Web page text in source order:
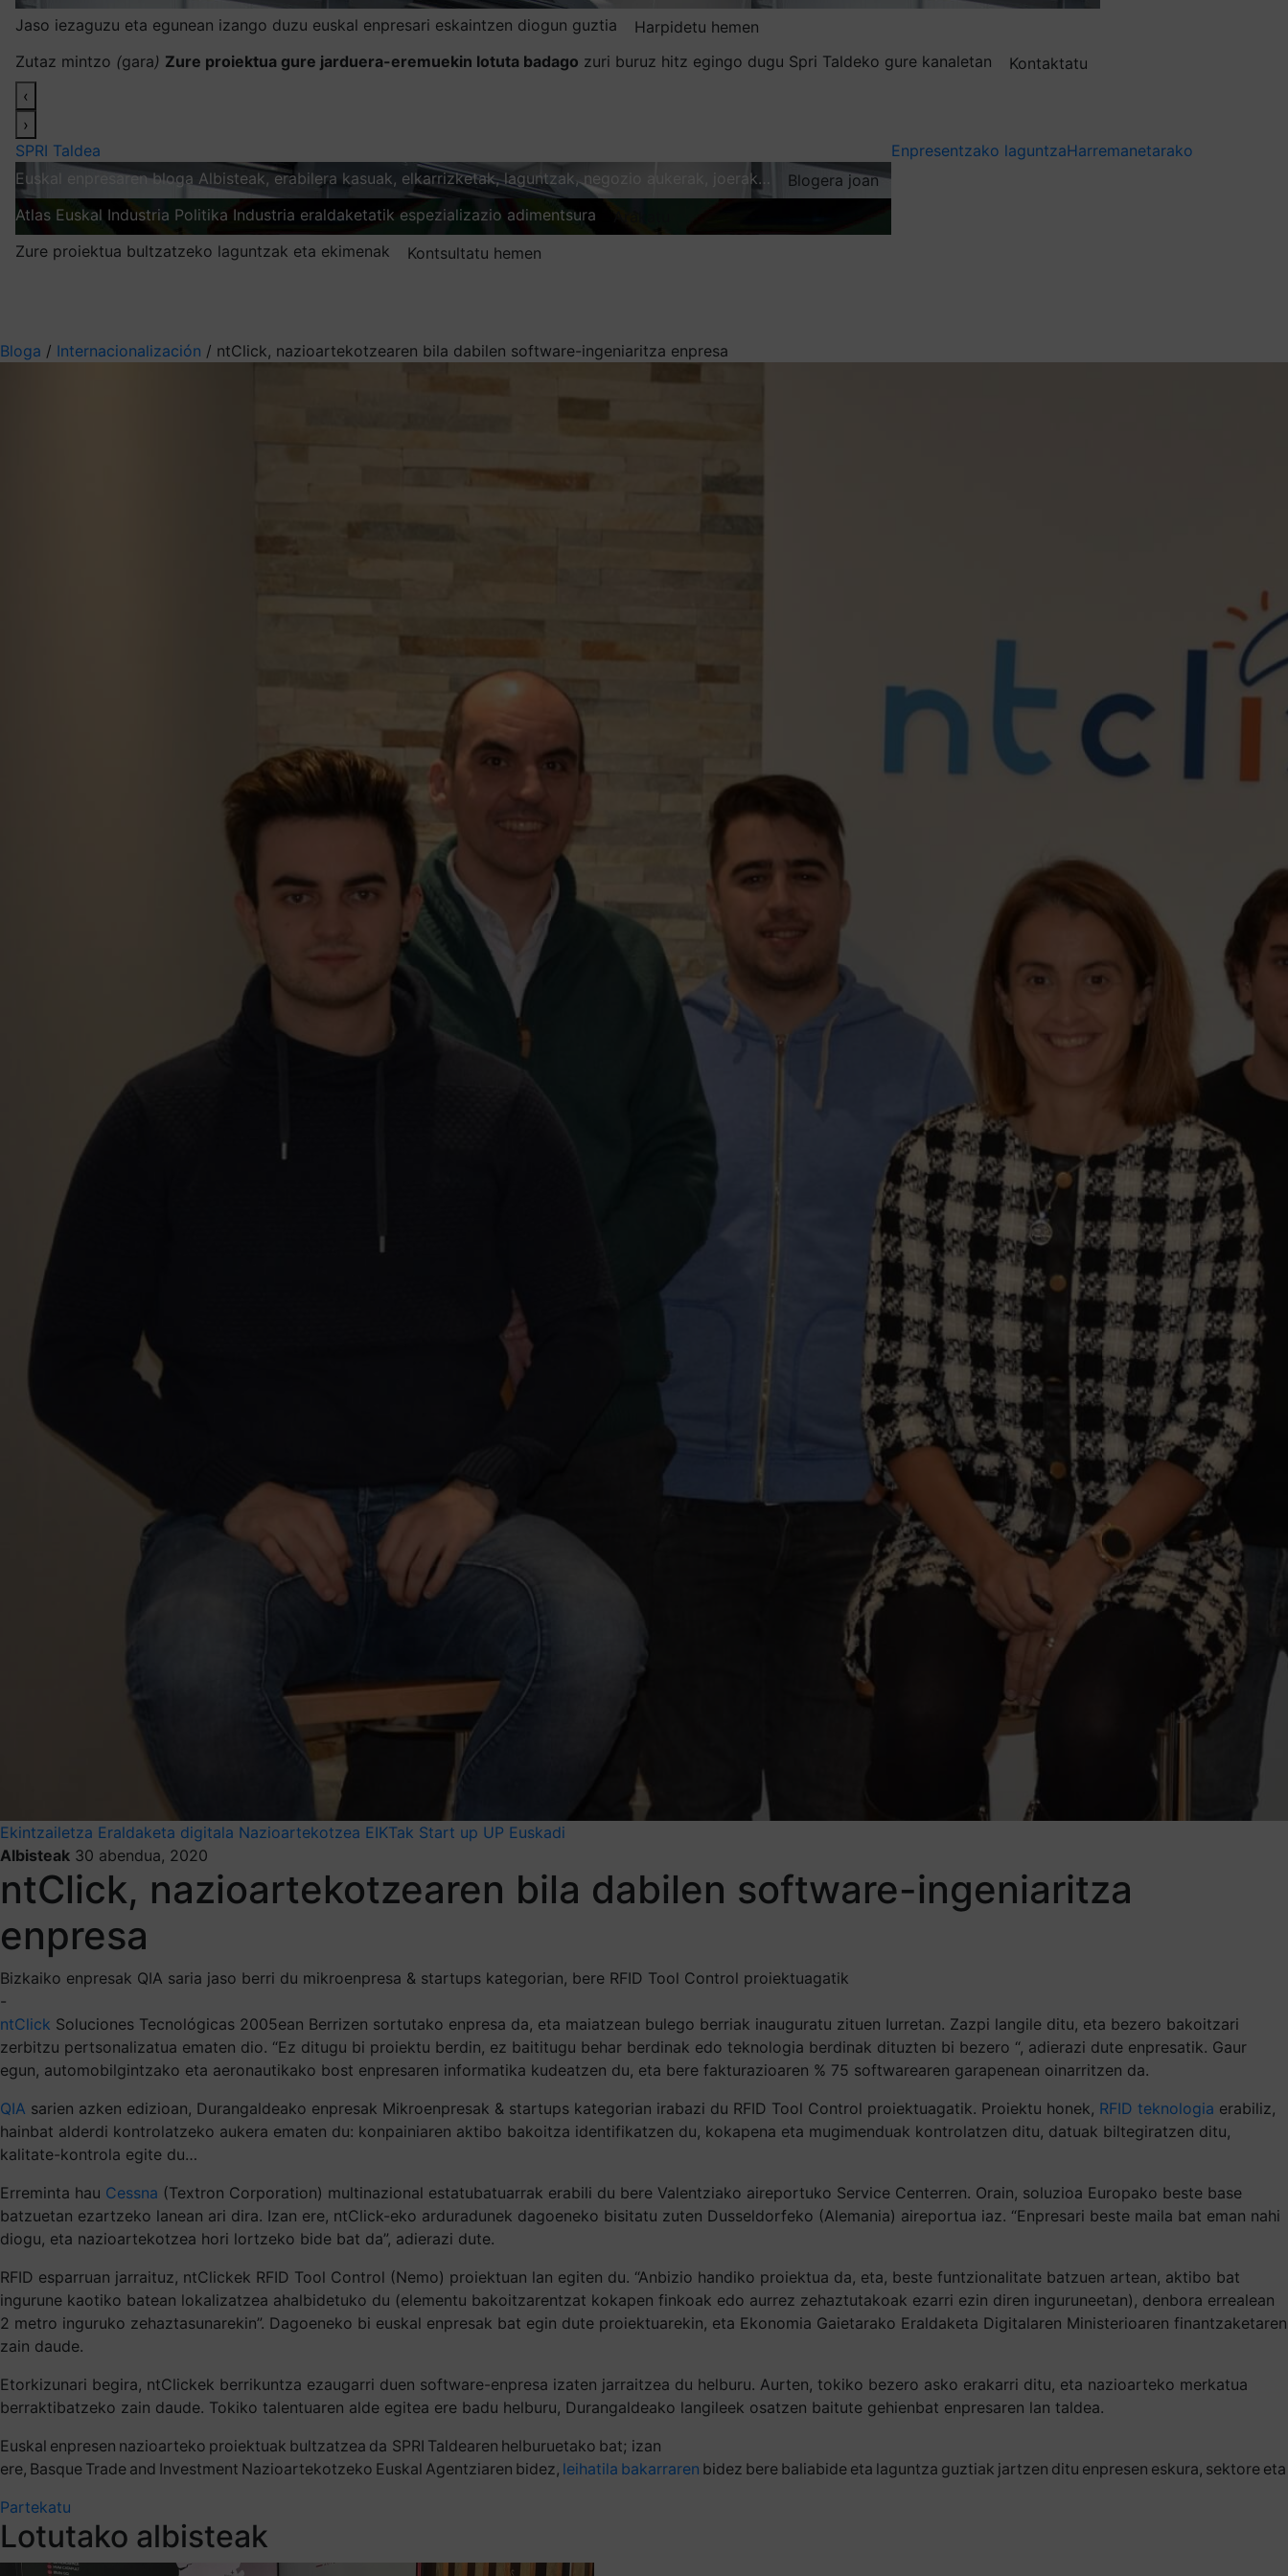
Jaso iezaguzu eta egunean izango duzu euskal enpresari eskaintzen diogun guztia
Harpidetu hemen
Zutaz mintzo (gara) Zure proiektua gure jarduera-eremuekin lotuta badago zuri buruz hitz egingo dugu Spri Taldeko gure kanaletan
Kontaktatu
‹
›
SPRI Taldea
Euskal enpresaren bloga Albisteak, erabilera kasuak, elkarrizketak, laguntzak, negozio aukerak, joerak…
Blogera joan
Atlas Euskal Industria Politika Industria eraldaketatik espezializazio adimentsura
Zure proiektua bultzatzeko laguntzak eta ekimenak
Kontsultatu hemen
Enpresentzako laguntzaHarremanetarako
Bloga / Internacionalización / ntClick, nazioartekotzearen bila dabilen software-ingeniaritza enpresa
Ekintzailetza Eraldaketa digitala Nazioartekotzea EIKTak Start up UP Euskadi
Albisteak 30 abendua, 2020
ntClick, nazioartekotzearen bila dabilen software-ingeniaritza
enpresa
Bizkaiko enpresak QIA saria jaso berri du mikroenpresa & startups kategorian, bere RFID Tool Control proiektuagatik
-
ntClick Soluciones Tecnológicas 2005ean Berrizen sortutako enpresa da, eta maiatzean bulego berriak inauguratu zituen Iurretan. Zazpi langile ditu, eta bezero bakoitzari
zerbitzu pertsonalizatua ematen dio. “Ez ditugu bi proiektu berdin, ez baititugu behar berdinak edo teknologia berdinak dituzten bi bezero “, adierazi dute enpresatik. Gaur
egun, automobilgintzako eta aeronautikako bost enpresaren informatika kudeatzen du, eta bere fakturazioaren % 75 softwarearen garapenean oinarritzen da.
QIA sarien azken edizioan, Durangaldeako enpresak Mikroenpresak & startups kategorian irabazi du RFID Tool Control proiektuagatik. Proiektu honek, RFID teknologia erabiliz,
hainbat alderdi kontrolatzeko aukera ematen du: konpainiaren aktibo bakoitza identifikatzen du, kokapena eta mugimenduak kontrolatzen ditu, datuak biltegiratzen ditu,
kalitate-kontrola egite du…
Erreminta hau Cessna (Textron Corporation) multinazional estatubatuarrak erabili du bere Valentziako aireportuko Service Centerren. Orain, soluzioa Europako beste base
batzuetan ezartzeko lanean ari dira. Izan ere, ntClick-eko arduradunek dagoeneko bisitatu zuten Dusseldorfeko (Alemania) aireportua iaz. “Enpresari beste maila bat eman nahi
diogu, eta nazioartekotzea hori lortzeko bide bat da”, adierazi dute.
RFID esparruan jarraituz, ntClickek RFID Tool Control (Nemo) proiektuan lan egiten du. “Anbizio handiko proiektua da, eta, beste funtzionalitate batzuen artean, aktibo bat
ingurune kaotiko batean lokalizatzea ahalbidetuko du (elementu bakoitzarentzat kokapen finkoak edo aurrez zehaztutakoak ezarri ezin diren inguruneetan), denbora errealean
2 metro inguruko zehaztasunarekin”. Dagoeneko bi euskal enpresak bat egin dute proiektuarekin, eta Ekonomia Gaietarako Eraldaketa Digitalaren Ministerioaren finantzaketaren
zain daude.
Etorkizunari begira, ntClickek berrikuntza ezaugarri duen software-enpresa izaten jarraitzea du helburu. Aurten, tokiko bezero asko erakarri ditu, eta nazioarteko merkatua
berraktibatzeko zain daude. Tokiko talentuaren alde egitea ere badu helburu, Durangaldeako langileek osatzen baitute gehienbat enpresaren lan taldea.
Euskal enpresen nazioarteko proiektuak bultzatzea da SPRI Taldearen helburuetako bat; izan
ere, Basque Trade and Investment Nazioartekotzeko Euskal Agentziaren bidez, leihatila bakarraren bidez bere baliabide eta laguntza guztiak jartzen ditu enpresen eskura, sektore
Partekatu
Lotutako albisteak